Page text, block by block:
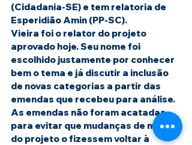
(Cidadania-SE) e tem relatoria de
Esperidião Amin (PP-SC).
Vieira foi o relator do projeto
aprovado hoje. Seu nome foi
escolhido justamente por conhecer
bem o tema e já discutir a inclusão
de novas categorias a partir das
emendas que recebeu para análise.
As emendas não foram acatadas
para evitar que mudanças de mérito
do projeto o fizessem voltar à